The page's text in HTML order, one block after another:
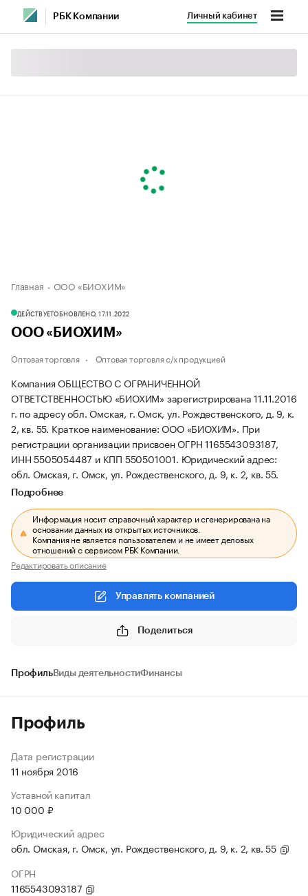
РБК Компании Личный кабинет
Главная ООО «БИОХИМ»
ДЕЙСТВУЕТОБНОВЛЕНО, 17.11.2022
ООО «БИОХИМ»
Оптовая торговля Оптовая торговля с/х продукцией
Компания ОБЩЕСТВО С ОГРАНИЧЕННОЙ
ОТВЕТСТВЕННОСТЬЮ «БИОХИМ» зарегистрирована 11.11.2016
г. по адресу обл. Омская, г. Омск, ул. Рождественского, д. 9, к.
2, кв. 55. Краткое наименование: ООО «БИОХИМ». При
регистрации организации присвоен ОГРН 1165543093187,
ИНН 5505054487 и КПП 550501001. Юридический адрес:
обл. Омская, г. Омск, ул. Рождественского, д. 9, к. 2, кв. 55.
Подробнее
Информация носит справочный характер и сгенерирована на
основании данных из открытых источников.
Компания не является пользователем и не имеет деловых
отношений с сервисом РБК Компании.
Редактировать описание
Управлять компанией
Поделиться
ПрофильВиды деятельностиФинансы
Профиль
Дата регистрации
11 ноября 2016
Уставной капитал
10 000 ₽
Юридический адрес
обл. Омская, г. Омск, ул. Рождественского, д. 9, к. 2, кв. 55
ОГРН
1165543093187